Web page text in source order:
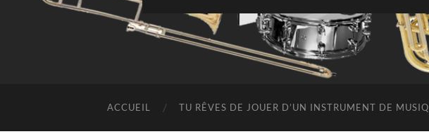
ACCUEIL TU RÊVES DE JOUER D’UN INSTRUMENT DE